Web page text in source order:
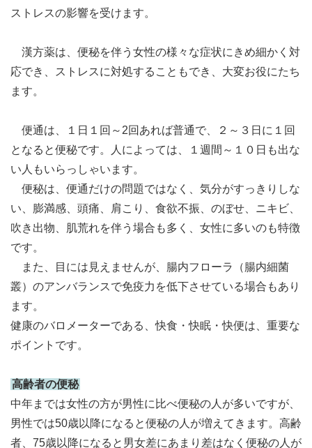
ストレスの影響を受けます。
漢方薬は、便秘を伴う女性の様々な症状にきめ細かく対
応でき、ストレスに対処することもでき、大変お役にたち
ます。
便通は、１日１回～2回あれば普通で、２～３日に１回
となると便秘です。人によっては、１週間～１０日も出な
い人もいらっしゃいます。
便秘は、便通だけの問題ではなく、気分がすっきりしな
い、膨満感、頭痛、肩こり、食欲不振、のぼせ、ニキビ、
吹き出物、肌荒れを伴う場合も多く、女性に多いのも特徴
です。
また、目には見えませんが、腸内フローラ（腸内細菌
叢）のアンバランスで免疫力を低下させている場合もあり
ます。
健康のバロメーターである、快食・快眠・快便は、重要な
ポイントです。
高齢者の便秘
中年までは女性の方が男性に比べ便秘の人が多いですが、
男性では50歳以降になると便秘の人が増えてきます。高齢
者、75歳以降になると男女差にあまり差はなく便秘の人が